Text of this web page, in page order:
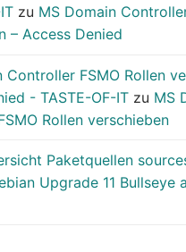
zu MS Domain
– Access Denied
Controller FSMO Rollen
- TASTE-OF-IT zu MS
Rollen verschieben
Paketquellen
Upgrade 11 Bullseye